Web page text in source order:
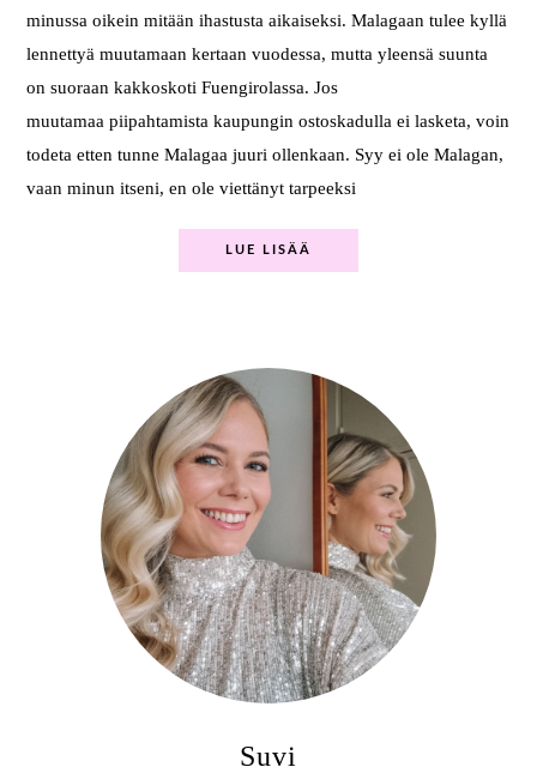
minussa oikein mitään ihastusta aikaiseksi. Malagaan tulee kyllä
lennettyä muutamaan kertaan vuodessa, mutta yleensä suunta
on suoraan kakkoskoti Fuengirolassa. Jos
muutamaa piipahtamista kaupungin ostoskadulla ei lasketa, voin
todeta etten tunne Malagaa juuri ollenkaan. Syy ei ole Malagan,
vaan minun itseni, en ole viettänyt tarpeeksi
LUE LISÄÄ
Suvi